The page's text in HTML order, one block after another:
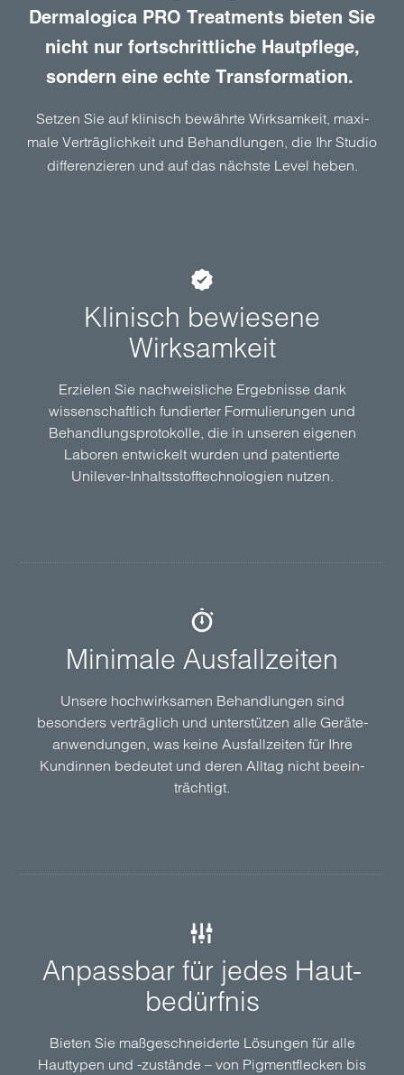
Dermalogica PRO Treatments bieten Sie
nicht nur fort­schrittliche Haut­pflege,
sondern eine echte Trans­formation.
Setzen Sie auf klinisch bewährte Wirk­samkeit, maxi­
male Verträg­lichkeit und Behand­lungen, die Ihr Studio
differen­zieren und auf das nächste Level heben.
Klinisch bewiesene
Wirksamkeit
Erzielen Sie nach­weisliche Ergeb­nisse dank
wissen­schaftlich fundierter Formu­lierungen und
Behandlungs­protokolle, die in unseren eigenen
Laboren entwickelt wurden und patentierte
Unilever-Inhalts­stoff­technologien nutzen.
Minimale Ausfall­zeiten
Unsere hoch­wirk­samen Behand­lungen sind
besonders verträglich und unter­stützen alle Geräte­
anwen­dungen, was keine Ausfall­zeiten für Ihre
Kundinnen bedeutet und deren Alltag nicht beein­
trächtigt.
Anpass­bar für jedes Haut­
bedürfnis
Bieten Sie maß­geschnei­derte Lösungen für alle
Haut­typen und -zustände – von Pigment­flecken bis